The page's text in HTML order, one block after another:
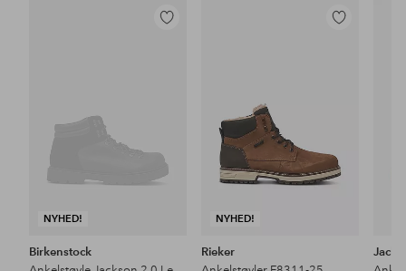
NYHED!
Tilføj
Birkenstock
NYHED!
Tilføj
Rieker
Jack